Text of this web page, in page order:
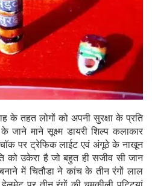
के तहत लोगों को अपनी सुरक्षा के प्रति
माने सूक्ष्म डायरी शिल्प कलाकार
पर ट्रेफिक लाईट एवं अंगूठे के नाखून
को उकेरा है जो बहुत ही सजीव सी जान
में चितौडा ने कांच के तीन रंगों लाल